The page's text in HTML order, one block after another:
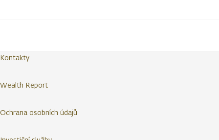
Kontakty
Wealth Report
Ochrana osobních údajů